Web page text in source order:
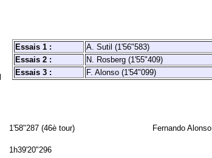
Essais 1 :
A. Sutil (1'56"583)
Essais 2 :
N. Rosberg (1'55"409)
Essais 3 :
F. Alonso (1'54"099)
1'58"287 (46è tour) Fernando Alonso
1h39'20"296